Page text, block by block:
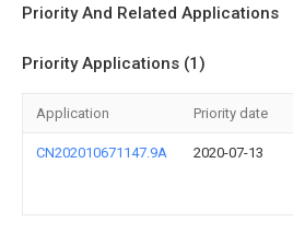
Priority And Related Applications
Priority Applications (1)
Application Priority date
CN202010671147.9A 2020-07-13